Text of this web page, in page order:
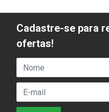
Cadastre-se para
ofertas!